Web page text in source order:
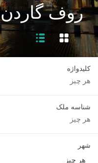
روف گاردن
کلیدواژه
شناسه ملک
شهر
هر چیز